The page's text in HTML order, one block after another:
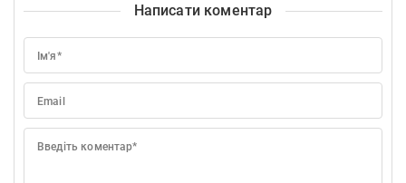
Написати коментар
Ім'я*
Email
Введіть коментар*